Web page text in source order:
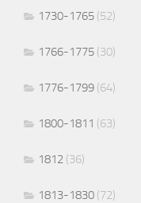
1730-1765 (52)
1766-1775 (30)
1776-1799 (64)
1800-1811 (63)
1812 (36)
1813-1830 (72)